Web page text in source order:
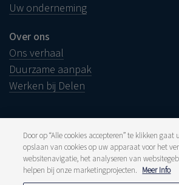
Uw onderneming
Over ons
Ons verhaal
Duurzame aanpak
Werken bij Delen
Juridische info
Disclaimer
Klacht
Klokkenluiders
Door op “Alle cookies accepteren” te klikken
opslaan van cookies op uw apparaat voor het
websitenavigatie, het analyseren van
helpen bij onze marketingprojecten. Meer Info